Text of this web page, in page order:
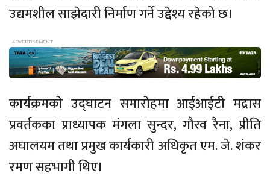
उद्यमशील साझेदारी निर्माण गर्ने उद्देश्य रहेको छ।
कार्यक्रमको उद्घाटन समारोहमा आईआईटी मद्रास
प्रवर्तकका प्राध्यापक मंगला सुन्दर, गौरव रैना, प्रीति
अघालयम तथा प्रमुख कार्यकारी अधिकृत एम. जे. शंकर
रमण सहभागी थिए।